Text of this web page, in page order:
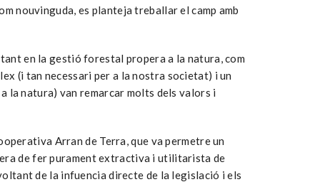
nouvinguda, es planteja treballar el camp amb
en la gestió forestal propera a la natura, com
(i tan necessari per a la nostra societat) i un
la natura) van remarcar molts dels valors i
Arran de Terra, que va permetre un
de fer purament extractiva i utilitarista de
de la infuencia directe de la legislació i els